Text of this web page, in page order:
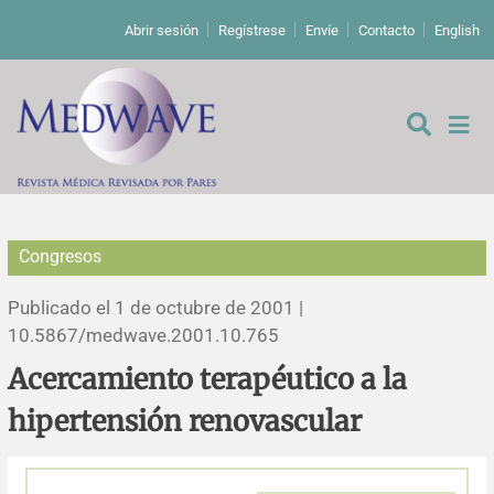
Abrir sesión Regístrese Envíe Contacto English
De los editores
Editoriales
Comentarios
Estudios originales
Congresos
Publicado el 1 de octubre de 2001 |
10.5867/medwave.2001.10.765
Acercamiento terapéutico a la
hipertensión renovascular